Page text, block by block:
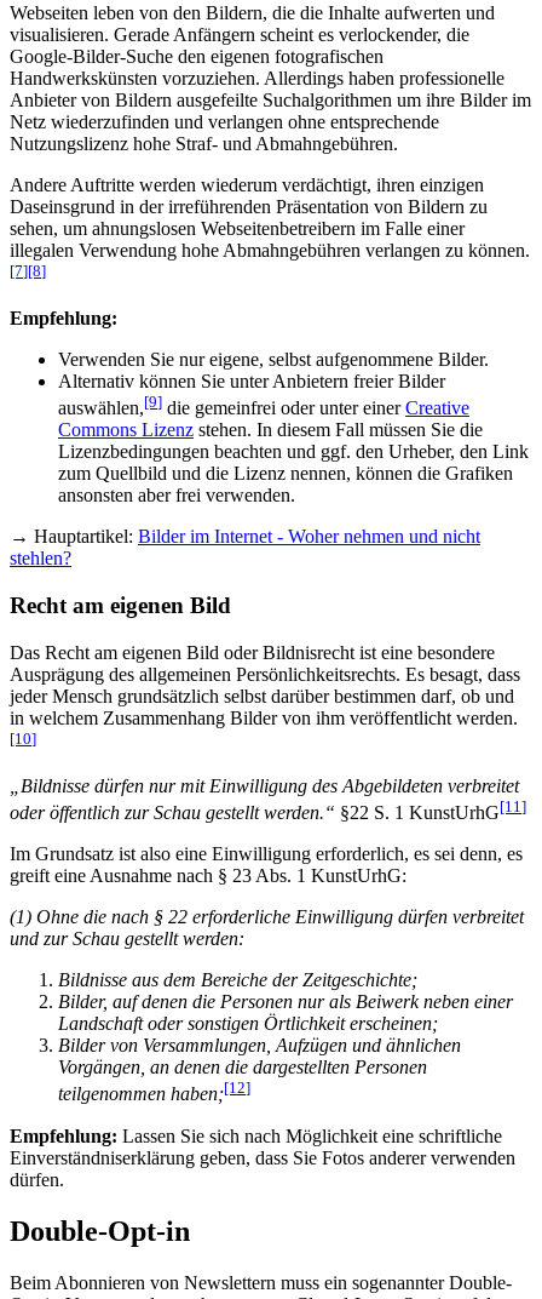
Webseiten leben von den Bildern, die die Inhalte aufwerten und
visualisieren. Gerade Anfängern scheint es verlockender, die
Google-Bilder-Suche den eigenen fotografischen
Handwerkskünsten vorzuziehen. Allerdings haben professionelle
Anbieter von Bildern ausgefeilte Suchalgorithmen um ihre Bilder im
Netz wiederzufinden und verlangen ohne entsprechende
Nutzungslizenz hohe Straf- und Abmahngebühren.
Andere Auftritte werden wiederum verdächtigt, ihren einzigen
Daseinsgrund in der irreführenden Präsentation von Bildern zu
sehen, um ahnungslosen Webseitenbetreibern im Falle einer
illegalen Verwendung hohe Abmahngebühren verlangen zu können.
[7][8]
Empfehlung:
Verwenden Sie nur eigene, selbst aufgenommene Bilder.
Alternativ können Sie unter Anbietern freier Bilder
auswählen,[9] die gemeinfrei oder unter einerCreative
Commons Lizenz stehen. In diesem Fall müssen Sie die
Lizenzbedingungen beachten und ggf. den Urheber, den Link
zum Quellbild und die Lizenz nennen, können die Grafiken
ansonsten aber frei verwenden.
→ Hauptartikel: Bilder im Internet - Woher nehmen und nicht
stehlen?
Recht am eigenen Bild
Das Recht am eigenen Bild oder Bildnisrecht ist eine besondere
Ausprägung des allgemeinen Persönlichkeitsrechts. Es besagt, dass
jeder Mensch grundsätzlich selbst darüber bestimmen darf, ob und
in welchem Zusammenhang Bilder von ihm veröffentlicht werden.
[10]
„Bildnisse dürfen nur mit Einwilligung des Abgebildeten verbreitet
oder öffentlich zur Schau gestellt werden.“ §22 S. 1 KunstUrhG[11]
Im Grundsatz ist also eine Einwilligung erforderlich, es sei denn, es
greift eine Ausnahme nach § 23 Abs. 1 KunstUrhG:
(1) Ohne die nach § 22 erforderliche Einwilligung dürfen verbreitet
und zur Schau gestellt werden:
Bildnisse aus dem Bereiche der Zeitgeschichte;
Bilder, auf denen die Personen nur als Beiwerk neben einer
Landschaft oder sonstigen Örtlichkeit erscheinen;
Bilder von Versammlungen, Aufzügen und ähnlichen
Vorgängen, an denen die dargestellten Personen
teilgenommen haben;[12]
Empfehlung: Lassen Sie sich nach Möglichkeit eine schriftliche
Einverständniserklärung geben, dass Sie Fotos anderer verwenden
dürfen.
Double-Opt-in
Beim Abonnieren von Newslettern muss ein sogenannter Double-